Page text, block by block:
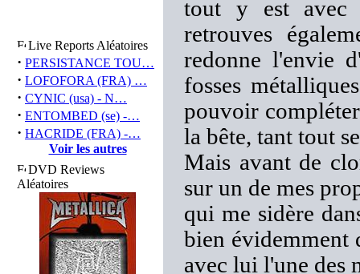
Live Reports Aléatoires
· PERSISTANCE TOU…
· LOFOFORA (FRA) …
· CYNIC (usa) - N…
· ENTOMBED (se) -…
· HACRIDE (FRA) -…
Voir les autres
DVD Reviews
Aléatoires
tout y est avec
retrouves
redonne l'envie
fosses
pouvoir
la bête, tant tout
Mais avant de
sur un de mes
qui me sidère
bien évidemment
avec lui l'une des